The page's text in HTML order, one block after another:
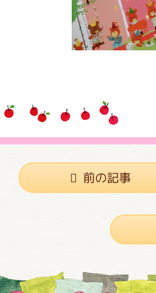
前の記事